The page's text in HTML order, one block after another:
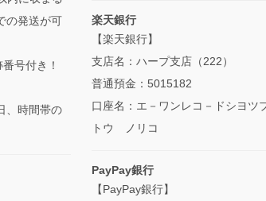
の発送が可
号付き！
、時間帯の
楽天銀行
【楽天銀行】
支店名：ハープ支店（222）
普通預金：5015182
口座名：エ－ワンレコ－ドシヨ
トウ ノリコ
PayPay銀行
【PayPay銀行】